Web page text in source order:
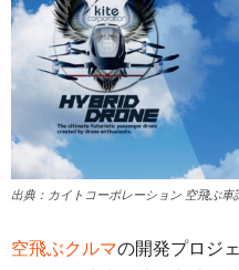
出典：カイトコーポレーション 空飛ぶ車
空飛ぶクルマの開発プロジ